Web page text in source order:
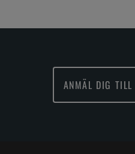
ANMÄL DIG TILL